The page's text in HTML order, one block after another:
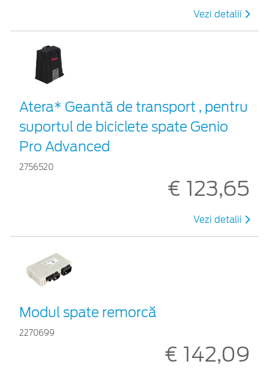
Vezi detalii
Atera* Geantă de transport , pentru
suportul de biciclete spate Genio
Pro Advanced
2756520
€ 123,65
Vezi detalii
Modul spate remorcă
2270699
€ 142,09